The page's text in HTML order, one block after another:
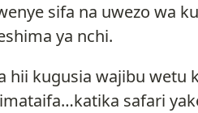
sifa na uwezo wa
ya nchi.
hii kugusia wajibu wetu
safari